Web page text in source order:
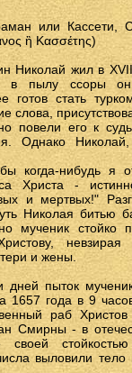
или Кассети,
ἢ Κασσέτης)
Николай жил в
в пылу ссоры он
готов стать
слова,
повели его к
Однако
когда-нибудь я
Христа -
и мертвых!"
Николая битью
мученик стойко
и жены.
дней пыток
1657 года в 9
раб Христов
Смирны - в
своей
выловили тело